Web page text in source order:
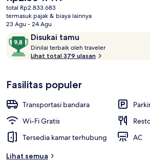
saat
ini
Rp2.564.419
total Rp2.833.683
termasuk pajak & biaya lainnya
23 Agu - 24 Agu
Ulasan Disukai tamu
9,8
dari
10,
tamu
Dinilai terbaik oleh traveler
Lihat total 379 ulasan
Fasilitas populer
Transportasi bandara
Wi-Fi Gratis
Tersedia kamar terhubung
AC
Lihat semua